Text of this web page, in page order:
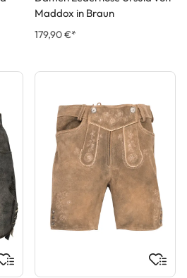
Maddox in Braun
179,90 €*